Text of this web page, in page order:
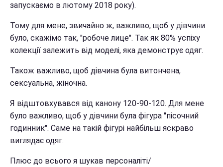
запускаємо в лютому 2018 року).
Тому для мене, звичайно ж, важливо, щоб у дівчини
було, скажімо так, "робоче лице". Так як 80% успіху
колекції залежить від моделі, яка демонструє одяг.
Також важливо, щоб дівчина була витончена,
сексуальна, жіночна.
Я відштовхувався від канону 120-90-120. Для мене
було важливо, щоб у дівчини була фігура "пісочний
годинник". Саме на такій фігурі найбільш яскраво
виглядає одяг.
Плюс до всього я шукав персоналіті/